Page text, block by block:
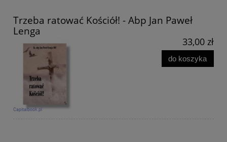
Trzeba ratować Kościół! - Abp Jan Paweł
Lenga
33,00 zł
do koszyka